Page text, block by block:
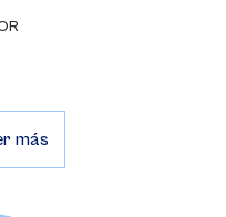
más